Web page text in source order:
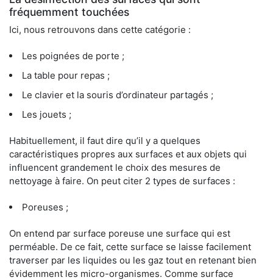
fréquemment touchées
Ici, nous retrouvons dans cette catégorie :
Les poignées de porte ;
La table pour repas ;
Le clavier et la souris d’ordinateur partagés ;
Les jouets ;
Habituellement, il faut dire qu’il y a quelques
caractéristiques propres aux surfaces et aux objets qui
influencent grandement le choix des mesures de
nettoyage à faire. On peut citer 2 types de surfaces :
Poreuses ;
On entend par surface poreuse une surface qui est
perméable. De ce fait, cette surface se laisse facilement
traverser par les liquides ou les gaz tout en retenant bien
évidemment les micro-organismes. Comme surface